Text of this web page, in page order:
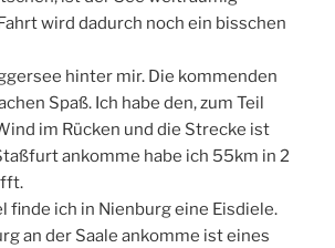
wird dadurch noch ein bisschen
hinter mir. Die kommenden
Spaß. Ich habe den, zum Teil
im Rücken und die Strecke ist
ankomme habe ich 55km in 2
finde ich in Nienburg eine Eisdiele.
an der Saale ankomme ist eines